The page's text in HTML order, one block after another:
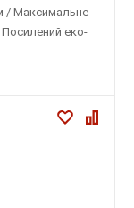
/ Максимальне
Посилений еко-